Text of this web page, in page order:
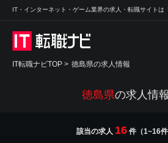
IT・インターネット・ゲーム業界の求人・転職サイトは
IT転職ナビTOP > 徳島県の求人情報
徳島県の求人情
該当の求人 16 件（1~16件